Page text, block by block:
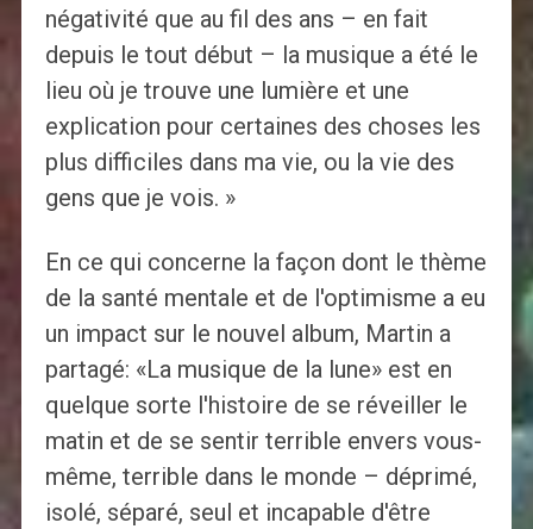
négativité que au fil des ans – en fait
depuis le tout début – la musique a été le
lieu où je trouve une lumière et une
explication pour certaines des choses les
plus difficiles dans ma vie, ou la vie des
gens que je vois. »
En ce qui concerne la façon dont le thème
de la santé mentale et de l'optimisme a eu
un impact sur le nouvel album, Martin a
partagé: «La musique de la lune» est en
quelque sorte l'histoire de se réveiller le
matin et de se sentir terrible envers vous-
même, terrible dans le monde – déprimé,
isolé, séparé, seul et incapable d'être